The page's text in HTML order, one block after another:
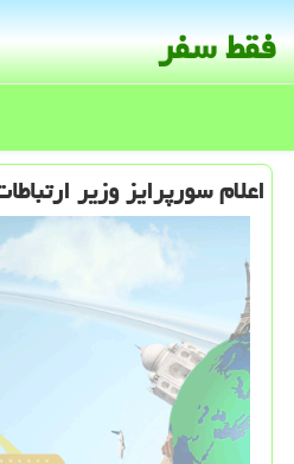
فقط سفر
اعلام سورپرایز وزیر